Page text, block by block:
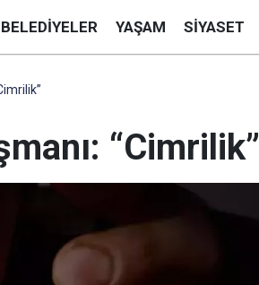
BELEDIYELER YAŞAM SIYASET
“Cimrilik”